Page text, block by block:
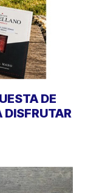
DE
DISFRUTAR